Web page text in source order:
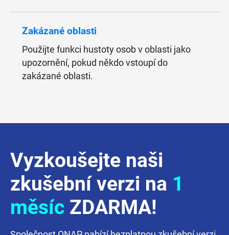
Zakázané oblasti
Použijte funkci hustoty osob v oblasti jako
upozornění, pokud někdo vstoupí do
zakázané oblasti.
Vyzkoušejte naši
zkušební verzi na 1
měsíc ZDARMA!